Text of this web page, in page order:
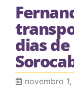
dias
novembro